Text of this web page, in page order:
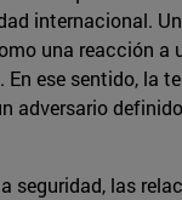
internacional.
una reacción a
ese sentido, la
las